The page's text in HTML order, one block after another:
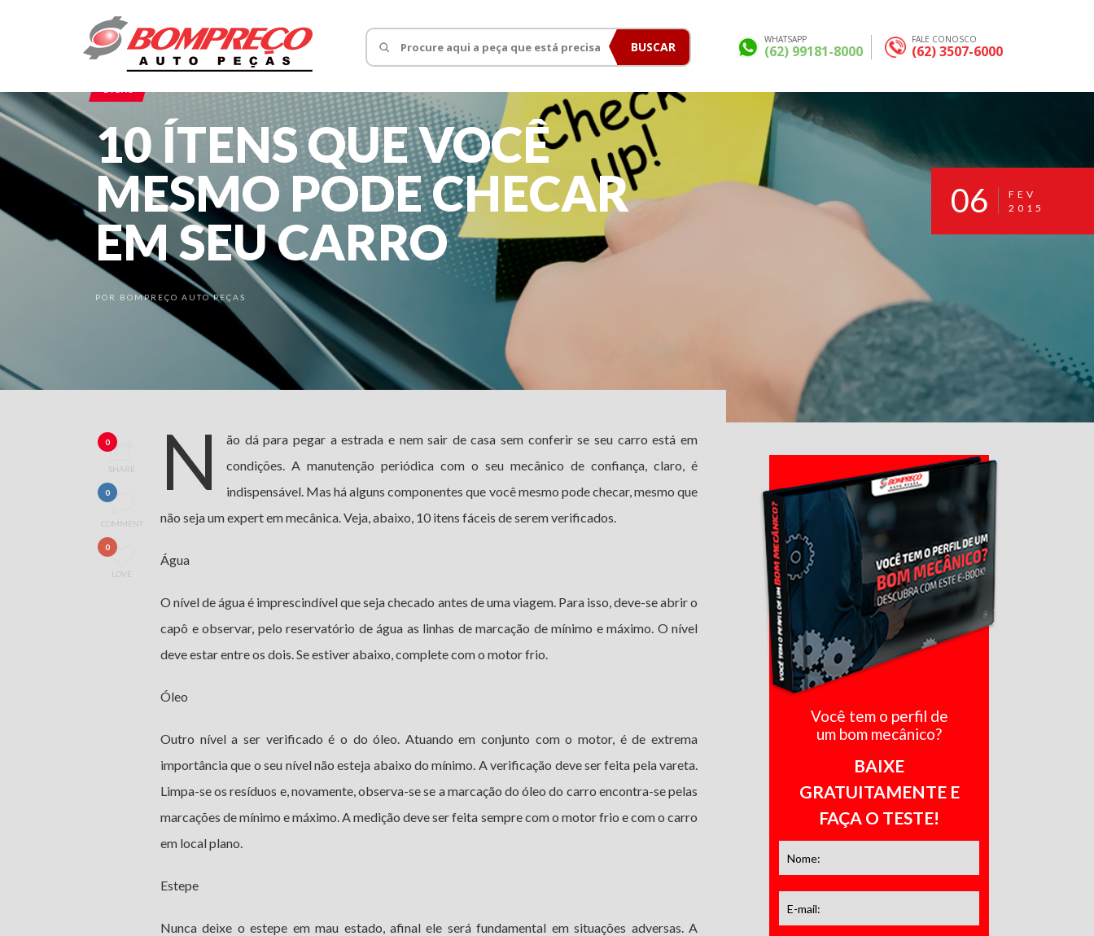
BUSCAR WHATSAPP
(62) 99181-8000
FALE CONOSCO
(62) 3507-6000
10 ÍTENS QUE VOCÊ
MESMO PODE CHECAR
EM SEU CARRO
POR BOMPREÇO AUTO PEÇAS
06
FEV
2015
0
SHARE
0
COMMENT
0
LOVE
N
ão dá para pegar a estrada e nem sair de casa sem conferir se seu carro está em
condições. A manutenção periódica com o seu mecânico de confiança, claro, é
indispensável. Mas há alguns componentes que você mesmo pode checar, mesmo que
não seja um expert em mecânica. Veja, abaixo, 10 itens fáceis de serem verificados.
Água
O nível de água é imprescindível que seja checado antes de uma viagem. Para isso, deve-se abrir o
capô e observar, pelo reservatório de água as linhas de marcação de mínimo e máximo. O nível
deve estar entre os dois. Se estiver abaixo, complete com o motor frio.
Óleo
Outro nível a ser verificado é o do óleo. Atuando em conjunto com o motor, é de extrema
importância que o seu nível não esteja abaixo do mínimo. A verificação deve ser feita pela vareta.
Limpa-se os resíduos e, novamente, observa-se se a marcação do óleo do carro encontra-se pelas
marcações de mínimo e máximo. A medição deve ser feita sempre com o motor frio e com o carro
em local plano.
Estepe
Nunca deixe o estepe em mau estado, afinal ele será fundamental em situações adversas. A
Você tem o perfil de
um bom mecânico?
BAIXE
GRATUITAMENTE E
FAÇA O TESTE!